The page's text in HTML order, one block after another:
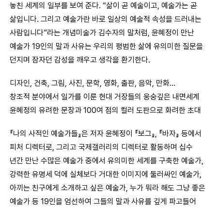
놓친 세계의 일부를 보여 준다. “삶이 곧 예술이고, 예술가는 곧
삶입니다. 그리고 예술가란 바로 일상의 예술적 속성을 드러내는
사람입니다”라는 개념미술가 김수자의 말처럼, 윤혜정이 만난
예술가 19인의 말과 사유는 우리의 평범한 삶에 유의미한 질문을
던지며 잠자던 감성을 깨우고 생각을 환기한다.
디자인, 건축, 그림, 사진, 문학, 영화, 출판, 음악, 만화…
창조적 분야에서 일가를 이룬 현대 거장들의 웅숭깊은 내면세계
윤혜정의 유려한 문장과 100여 점의 컬러 도판으로 화려한 초대
『나의 사적인 예술가들』은 저자 윤혜정이 『보그』, 『바자』 등에서
피처 디렉터로, 그리고 국제갤러리의 디렉터로 활동하며 십수
년간 만난 수많은 예술가 중에서 유의미한 세계를 구축한 예술가,
강력한 유명세 덕에 실체보다 거대한 이미지에 둘러싸인 예술가,
아끼는 친구에게 소개하고 싶은 예술가, 누가 뭐라 해도 그냥 좋은
예술가 등 19인을 엄선하여 그들의 말과 사유를 깊게 파고들어